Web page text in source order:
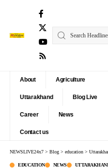
About Agriculture
Uttarakhand Blog Live
Career News
Contact us
NEWSLIVE24x7 > Blog > education > Uttarakhand
EDUCATION NEWS